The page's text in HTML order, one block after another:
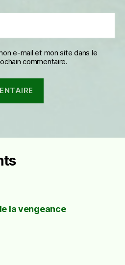
e-mail et mon site dans le
commentaire.
la vengeance